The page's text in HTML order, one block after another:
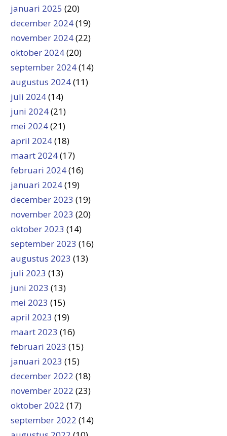
januari 2025 (20)
december 2024(19)
november 2024(22)
oktober 2024(20)
september 2024(14)
augustus 2024(11)
juli 2024(14)
juni 2024(21)
mei 2024(21)
april 2024(18)
maart 2024(17)
februari 2024(16)
januari 2024(19)
december 2023 (19)
november 2023 (20)
oktober 2023 (14)
september 2023 (16)
augustus 2023 (13)
juli 2023 (13)
juni 2023 (13)
mei 2023 (15)
april 2023 (19)
maart 2023 (16)
februari 2023 (15)
januari 2023 (15)
december 2022 (18)
november 2022 (23)
oktober 2022 (17)
september 2022 (14)